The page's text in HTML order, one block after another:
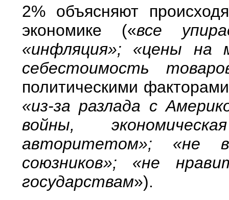
2% объясняют
экономике («все
«инфляция»; «цены на
себестоимость
политическими
«из-за разлада с
войны,
авторитетом»; «не
союзников»; «не
государствам»).